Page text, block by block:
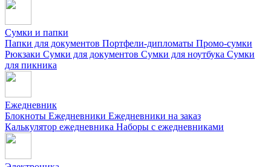
Сумки и папки
Папки для документов Портфели-дипломаты Промо-сумки
Рюкзаки Сумки для документов Сумки для ноутбука Сумки
для пикника
Ежедневник
Блокноты Ежедневники Ежедневники на заказ
Калькулятор ежедневника Наборы с ежедневниками